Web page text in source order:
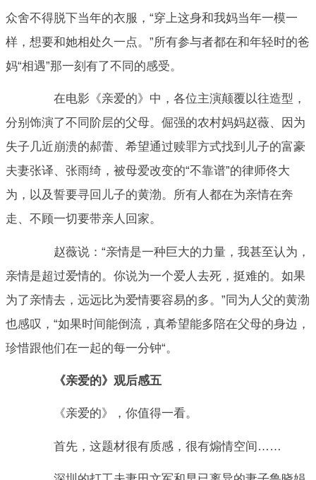
众舍不得脱下当年的衣服，“穿上这身和我妈当年一模一
样，想要和她相处久一点。”所有参与者都在和年轻时的爸
妈“相遇”那一刻有了不同的感受。
在电影《亲爱的》中，各位主演颠覆以往造型，
分别饰演了不同阶层的父母。倔强的农村妈妈赵薇、因为
失子几近崩溃的郝蕾、希望通过赎罪方式找到儿子的富豪
夫妻张译、张雨绮，被母爱改变的“不靠谱”的律师佟大
为，以及誓要寻回儿子的黄渤。所有人都在为亲情在奔
走、不顾一切要带亲人回家。
赵薇说：“亲情是一种巨大的力量，我甚至认为，
亲情是超过爱情的。你说为一个爱人去死，挺难的。如果
为了亲情去，远远比为爱情要容易的多。”同为人父的黄渤
也感叹，“如果时间能倒流，真希望能多陪在父母的身边，
珍惜跟他们在一起的每一分钟“。
《亲爱的》观后感五
《亲爱的》，你值得一看。
首先，这题材很有质感，很有煽情空间……